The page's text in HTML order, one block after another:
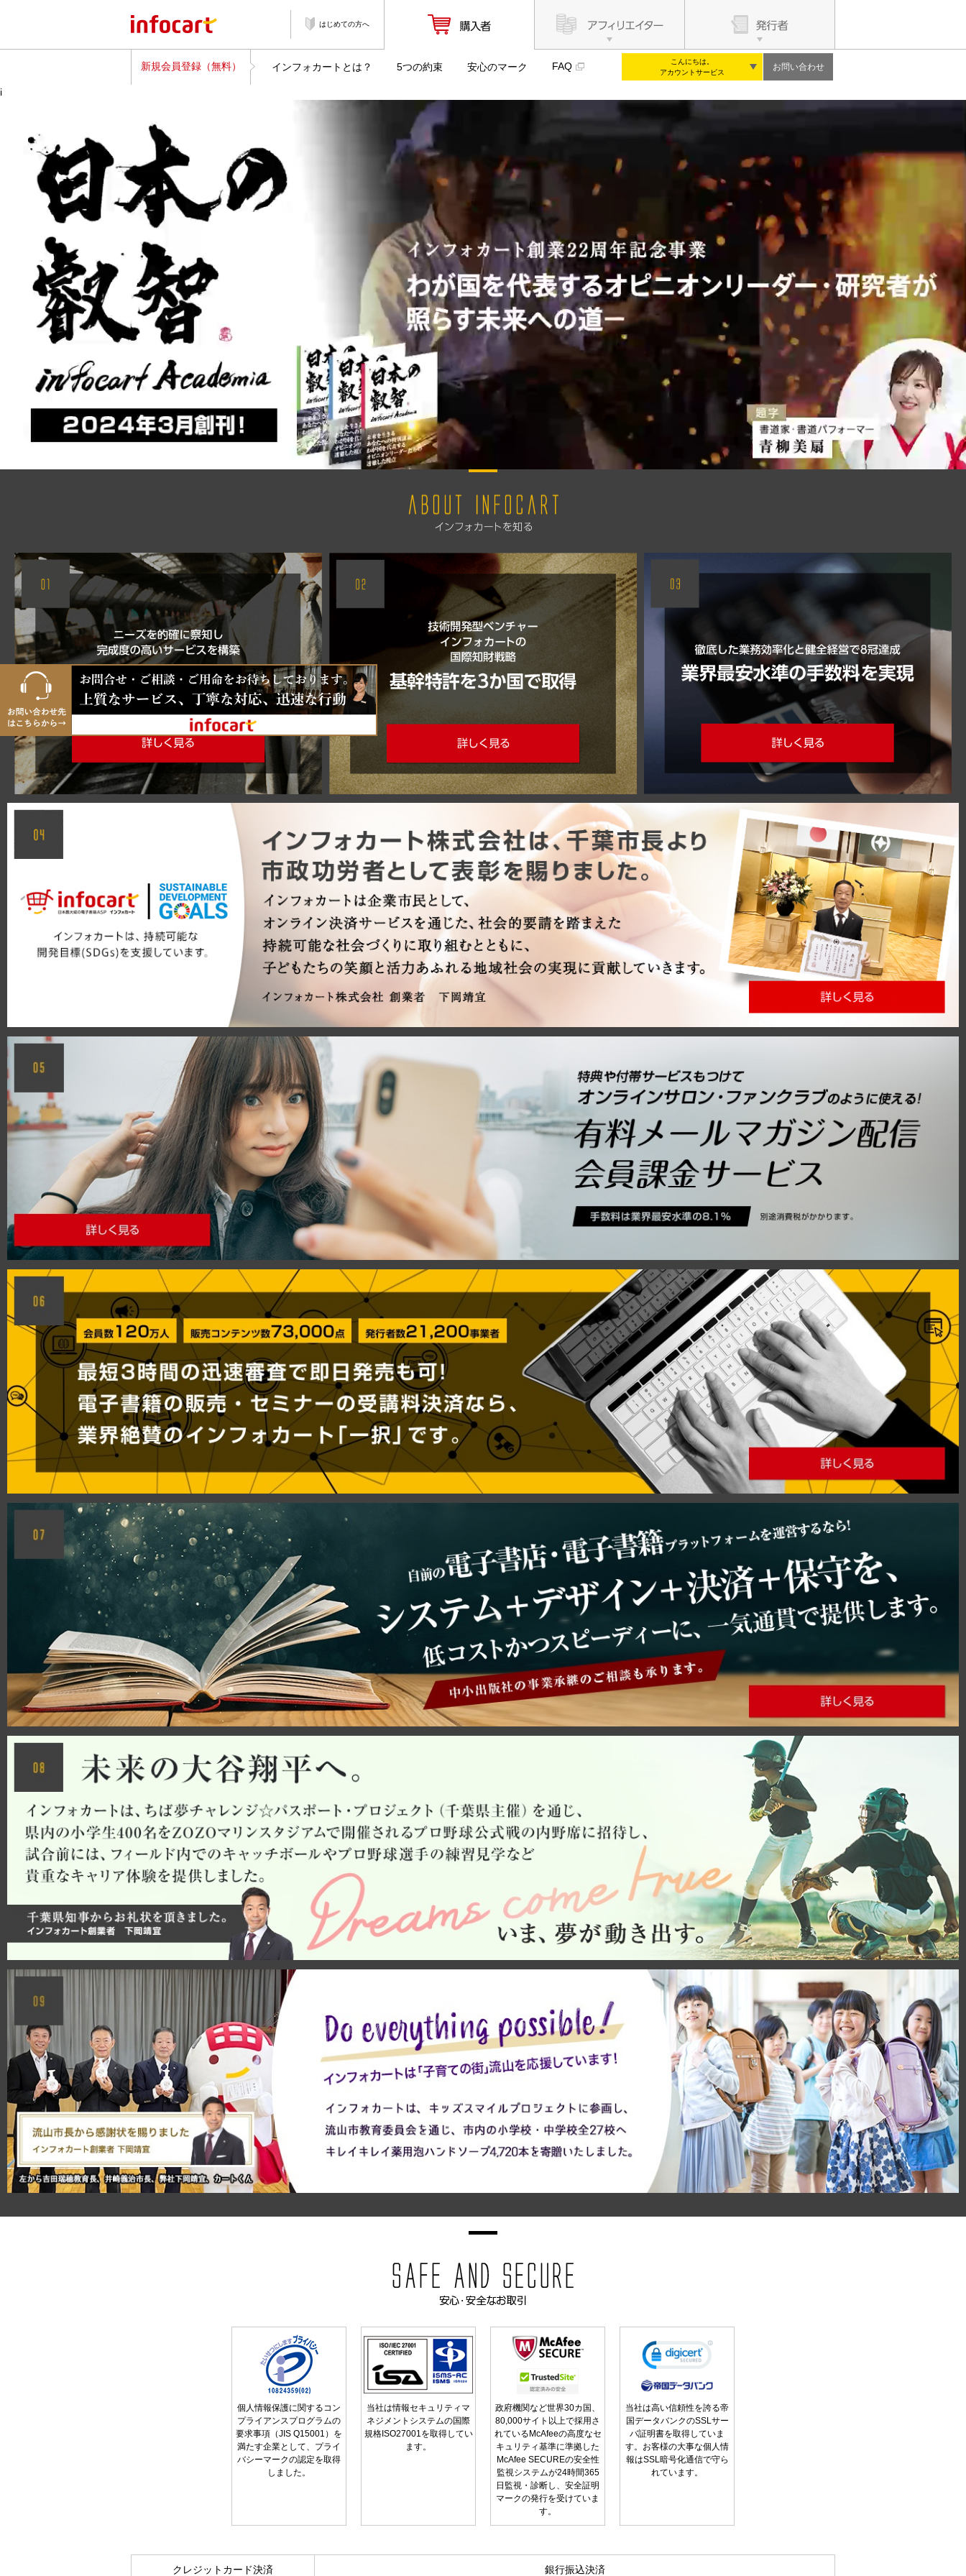
はじめての方へ
新規会員登録（無料） インフォカートとは？ 5つの約束 安心のマーク FAQ
こんにちは。
アカウントサービス
お問い合わせ
i
個人情報保護に関するコン
プライアンスプログラムの
要求事項（JIS Q15001）を
満たす企業として、プライ
バシーマークの認定を取得
しました。
当社は情報セキュリティマ
ネジメントシステムの国際
規格ISO27001を取得してい
ます。
政府機関など世界30カ国、
80,000サイト以上で採用さ
れているMcAfeeの高度なセ
キュリティ基準に準拠した
McAfee SECUREの安全性
監視システムが24時間365
日監視・診断し、安全証明
マークの発行を受けていま
す。
当社は高い信頼性を誇る帝
国データバンクのSSLサー
バ証明書を取得していま
す。お客様の大事な個人情
報はSSL暗号化通信で守ら
れています。
クレジットカード決済 銀行振込決済